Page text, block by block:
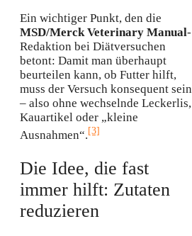
Ein wichtiger Punkt, den die
MSD/Merck Veterinary Manual-
Redaktion bei Diätversuchen
betont: Damit man überhaupt
beurteilen kann, ob Futter hilft,
muss der Versuch konsequent sein
– also ohne wechselnde Leckerlis,
Kauartikel oder „kleine
Ausnahmen“.[3]
Die Idee, die fast
immer hilft: Zutaten
reduzieren